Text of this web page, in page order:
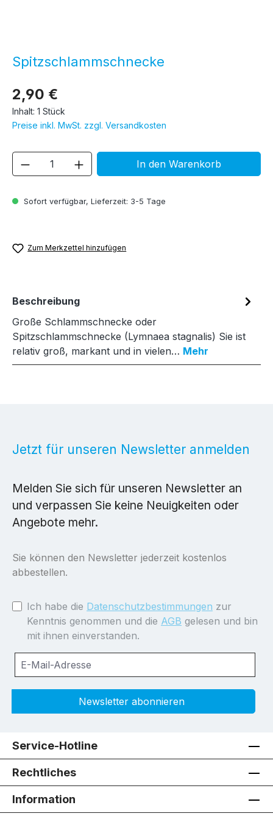
Spitzschlammschnecke
2,90 €
Inhalt: 1 Stück
Preise inkl. MwSt. zzgl. Versandkosten
Sofort verfügbar, Lieferzeit: 3-5 Tage
Produkt Anzahl: Gib denIn den Warenkorb
Zum Merkzettel hinzufügen
Beschreibung
Große Schlammschnecke oder
Spitzschlammschnecke (Lymnaea stagnalis) Sie ist
relativ groß, markant und in vielen… Mehr
Jetzt für unseren Newsletter anmelden
Melden Sie sich für unseren Newsletter an
und verpassen Sie keine Neuigkeiten oder
Angebote mehr.
Sie können den Newsletter jederzeit kostenlos
abbestellen.
Ich habe die Datenschutzbestimmungen zur
Kenntnis genommen und die AGB gelesen und bin
mit ihnen einverstanden.
Newsletter abonnieren
Service-Hotline
Rechtliches
Information